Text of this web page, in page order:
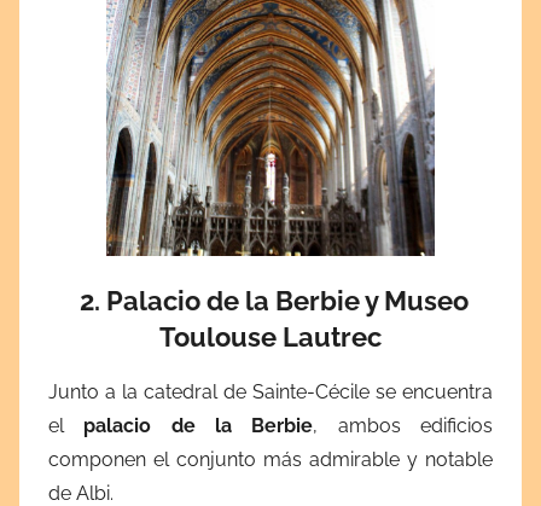
2. Palacio de la Berbie y Museo
Toulouse Lautrec
Junto a la catedral de Sainte-Cécile se encuentra
el palacio de la Berbie, ambos edificios
componen el conjunto más admirable y notable
de Albi.